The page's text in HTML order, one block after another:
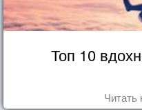
Топ 10
Читать